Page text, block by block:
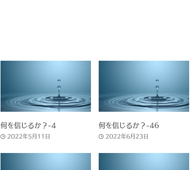
何を信じるか？-4
2022年5月11日
何を信じるか？-46
2022年6月23日